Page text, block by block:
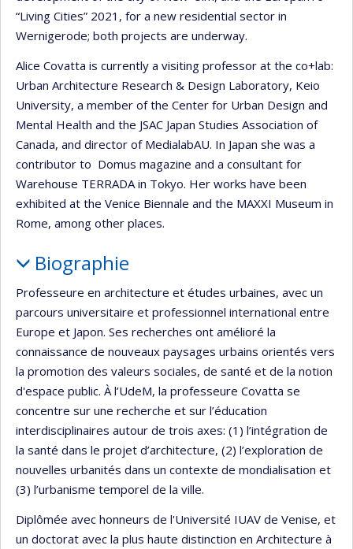
“Living Cities” 2021, for a new residential sector in
Wernigerode; both projects are underway.
Alice Covatta is currently a visiting professor at the co+lab:
Urban Architecture Research & Design Laboratory, Keio
University, a member of the Center for Urban Design and
Mental Health and the JSAC Japan Studies Association of
Canada, and director of MedialabAU. In Japan she was a
contributor to Domus magazine and a consultant for
Warehouse TERRADA in Tokyo. Her works have been
exhibited at the Venice Biennale and the MAXXI Museum in
Rome, among other places.
Biographie
Professeure en architecture et études urbaines, avec un
parcours universitaire et professionnel international entre
Europe et Japon. Ses recherches ont amélioré la
connaissance de nouveaux paysages urbains orientés vers
la promotion des valeurs sociales, de santé et de la notion
d'espace public. À l’UdeM, la professeure Covatta se
concentre sur une recherche et sur l’éducation
interdisciplinaires autour de trois axes: (1) l’intégration de
la santé dans le projet d’architecture, (2) l’exploration de
nouvelles urbanités dans un contexte de mondialisation et
(3) l’urbanisme temporel de la ville.
Diplômée avec honneurs de l'Université IUAV de Venise, et
un doctorat avec la plus haute distinction en Architecture à